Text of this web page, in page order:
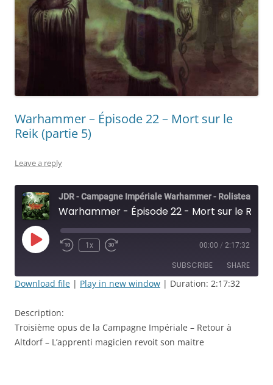
Warhammer – Épisode 22 – Mort sur le
Reik (partie 5)
Leave a reply
JDR - Campagne Impériale Warhammer - Rolisteam
Play
Episode
Rewind
1x
Fast
seconds
00:00 / 2:17:32
SUBSCRIBE SHARE
RSS FEED
LINK
Download file | Play in new window | Duration: 2:17:32
Description:
Troisième opus de la Campagne Impériale – Retour à
Altdorf – L’apprenti magicien revoit son maitre